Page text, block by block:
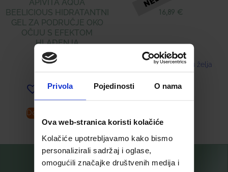
Privola Pojedinosti O nama
Ova web-stranica koristi kolačiće
Kolačiće upotrebljavamo kako bismo
personalizirali sadržaj i oglase,
omogućili značajke društvenih medija i
APIVITA AQUA
BEELICIOUS HIDRATANTNI
GEL ZA PODRUČJE OKO
OČIJU S EFEKTOM
HLAĐENJA
24,91
Dodaj u listu želja
Dodaj u košaricu
16,89 €
Dodaj u listu želja